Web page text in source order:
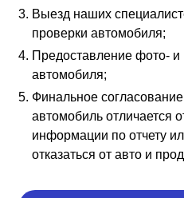
Выезд наших
проверки автомобиля;
Предоставление фото- и
автомобиля;
Финальное
автомобиль отличается
информации по отчету
отказаться от авто и